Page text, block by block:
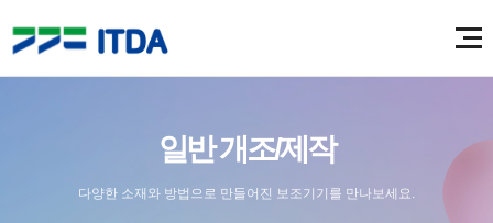
일반 개조/제작
다양한 소재와 방법으로 만들어진 보조기기를 만나보세요.